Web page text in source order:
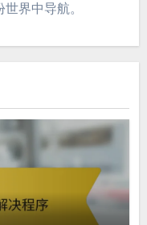
界中导航。